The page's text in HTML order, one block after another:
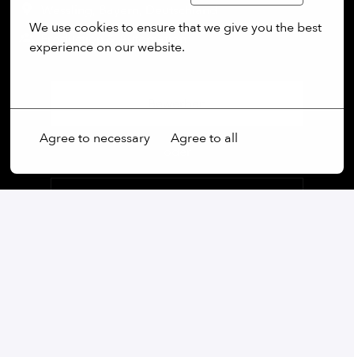
We use cookies to ensure that we give you the best
experience on our website.
Agree to necessary Agree to all
Deutschland
Production & Automation